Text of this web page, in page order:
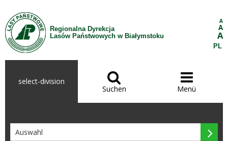
Zum Inhalt wechseln
Regionalna Dyrekcja
Lasów Państwowych w Białymstoku
A
A
A
PL
select-division 
Suchen

Menü
